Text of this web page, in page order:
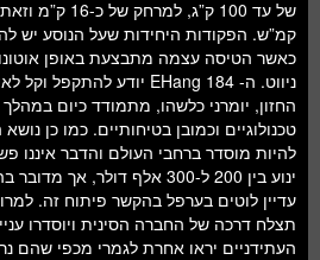
קמ”ש. הפקודות היחידות שעל הנוסע יש
כאשר הטיסה עצמה מתבצעת באופן
ניווט. ה- EHang 184 יודע להתקפל וקל לאיחסון וניוד על רכב מסחרי.
החזון, יומרני כלשהו, מתמודד כיום
טכנולוגיים וכמובן בטיחותיים. כמו כן
להיות מוסדר ברחבי העולם והדבר איננו
ינוע בין 200 ל-300 אלף דולר,
עדיין לוטים בערפל בהקשר פיתוח זה.
תצלח דרכה של החברה הסינית ויוסדרו
העתידניים יראו אחרת לגמרי מכפי שהם